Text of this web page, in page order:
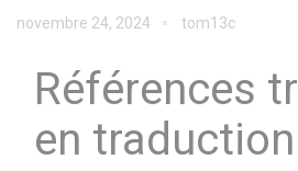
novembre 24, 2024 tom13c
Références
en traduction